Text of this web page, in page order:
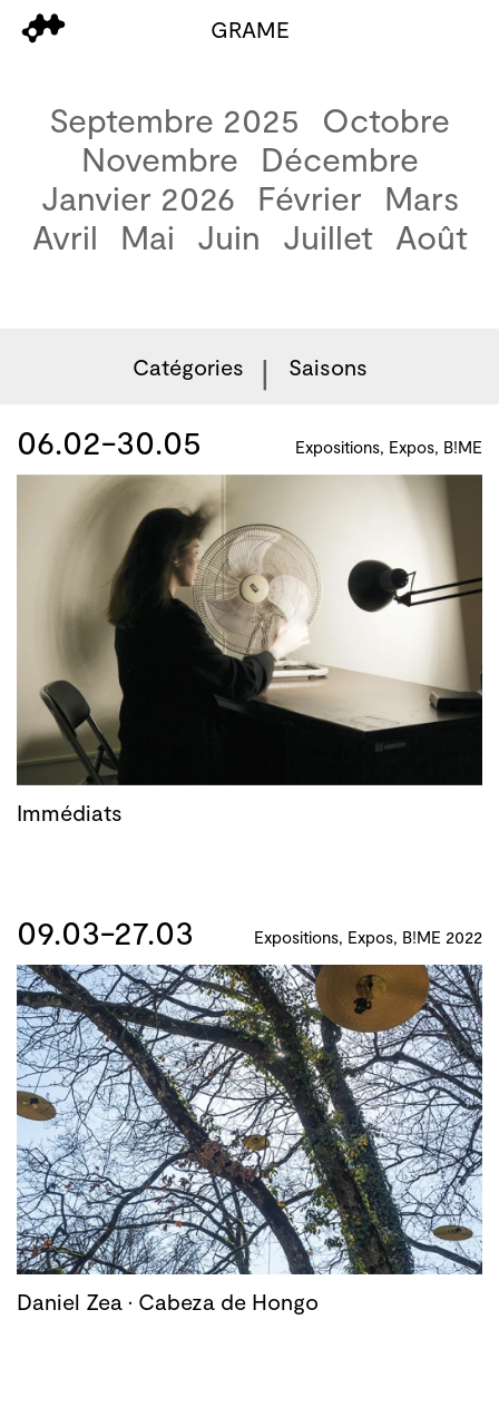
GRAME
Septembre 2025
Octobre
Novembre
Décembre
Janvier 2026
Février
Mars
Avril
Mai Juin Juillet Août
Catégories Saisons
06.02-30.05 Expositions, Expos, B!ME
Immédiats
09.03-27.03 Expositions, Expos, B!ME 2022
Daniel Zea · Cabeza de Hongo